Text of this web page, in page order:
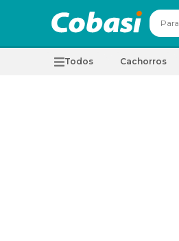
Todos Cachorros